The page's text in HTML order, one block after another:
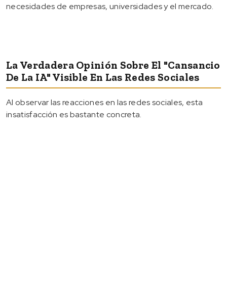
necesidades de empresas, universidades y el mercado.
La Verdadera Opinión Sobre El "cansancio
De La IA" Visible En Las Redes Sociales
Al observar las reacciones en las redes sociales, esta
insatisfacción es bastante concreta.